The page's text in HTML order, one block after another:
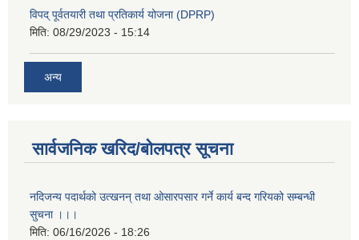
विपद् पूर्वतयारी तथा प्रतिकार्य योजना (DPRP)
मिति: 08/29/2023 - 15:14
अन्य
सार्वजनिक खरिद/बोलपत्र सूचना
नदिजन्य पदार्थको उत्खनन् तथा ओसारपसार गर्ने कार्य बन्द गरियको सम्बन्धी
सुचना ।।।
मिति: 06/16/2026 - 18:26